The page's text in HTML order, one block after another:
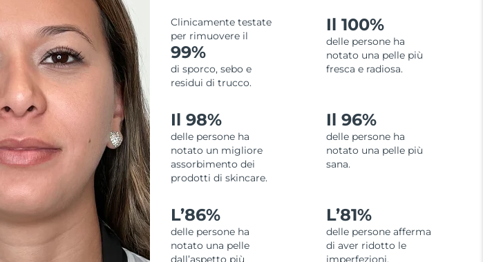
Clinicamente testate
per rimuovere il
99%
di sporco, sebo e
residui di trucco.
Il 100%
delle persone ha
notato una pelle più
fresca e radiosa.
Il 98%
delle persone ha
notato un migliore
assorbimento dei
prodotti di skincare.
Il 96%
delle persone ha
notato una pelle più
sana.
L’86%
delle persone ha
notato una pelle
dall’aspetto più
L’81%
delle persone afferma
di aver ridotto le
imperfezioni.